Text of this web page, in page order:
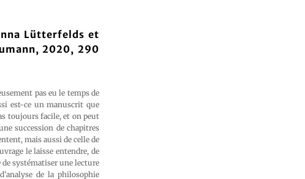
Lütterfelds et
2020, 290
pas eu le temps de
est-ce un manuscrit que
toujours facile, et on peut
succession de chapitres
mais aussi de celle de
le laisse entendre, de
de systématiser une lecture
de la philosophie